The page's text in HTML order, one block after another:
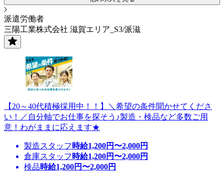
派遣労働者
三陽工業株式会社 滋賀エリア_S3/派滋
【20～40代積極採用中！！】＼希望の条件聞かせてくださ
い！／自分軸でお仕事を探そう♪製造・検品など多数ご用
意！わがままに応えます★
製造スタッフ 時給1,200円〜2,000円
倉庫スタッフ 時給1,200円〜2,000円
検品時給1,200円〜2,000円